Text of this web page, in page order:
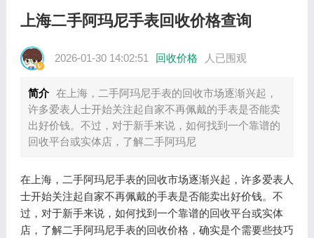
上海二手阿玛尼手表回收价格查询
2026-01-30 14:02:51 回收价格 人已围观
简介 在上海，二手阿玛尼手表的回收市场逐渐兴起，
许多爱表人士开始关注起自家不再佩戴的手表是否能卖
出好价钱。不过，对于新手来说，如何找到一个靠谱的
回收平台或实体店，了解二手阿玛尼
在上海，二手阿玛尼手表的回收市场逐渐兴起，许多爱表人
士开始关注起自家不再佩戴的手表是否能卖出好价钱。不
过，对于新手来说，如何找到一个靠谱的回收平台或实体
店，了解二手阿玛尼手表的回收价格，确实是个需要些技巧